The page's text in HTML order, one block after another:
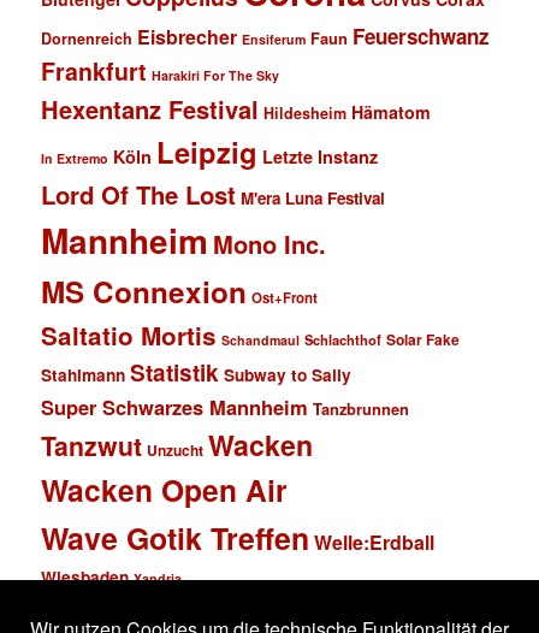
Dornenreich Eisbrecher Ensiferum Faun Feuerschwanz
Frankfurt Harakiri For The Sky
Hexentanz Festival Hildesheim Hämatom
In Extremo Köln Leipzig Letzte Instanz
Lord Of The Lost M'era Luna Festival
Mannheim Mono Inc.
MS Connexion Ost+Front
Saltatio Mortis Schandmaul Schlachthof Solar Fake
Stahlmann Statistik Subway to Sally
Super Schwarzes Mannheim Tanzbrunnen
Tanzwut Unzucht Wacken
Wacken Open Air
Wave Gotik Treffen Welle:Erdball
Wiesbaden Xandria